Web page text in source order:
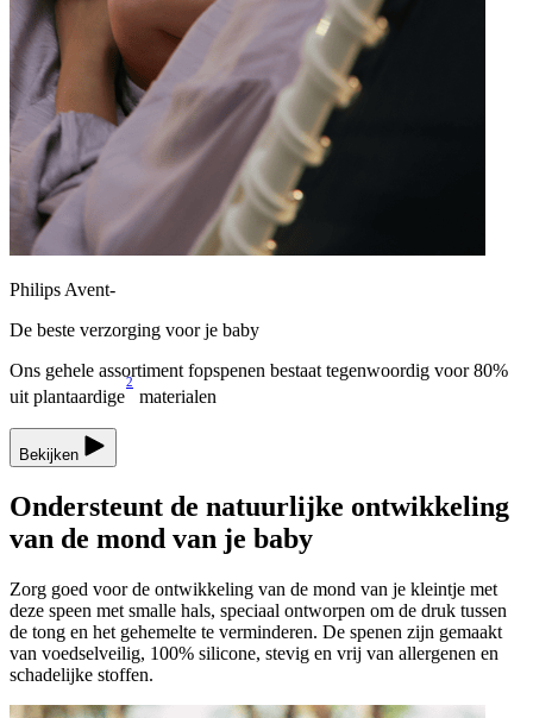
Philips Avent-
De beste verzorging voor je baby
Ons gehele assortiment fopspenen bestaat tegenwoordig voor 80%
uit plantaardige
2
materialen
Bekijken
Ondersteunt de natuurlijke ontwikkeling
van de mond van je baby
Zorg goed voor de ontwikkeling van de mond van je kleintje met
deze speen met smalle hals, speciaal ontworpen om de druk tussen
de tong en het gehemelte te verminderen. De spenen zijn gemaakt
van voedselveilig, 100% silicone, stevig en vrij van allergenen en
schadelijke stoffen.